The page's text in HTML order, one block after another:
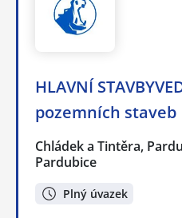
HLAVNÍ
pozemních staveb
Chládek a Tintěra,
Pardubice
Plný úvazek